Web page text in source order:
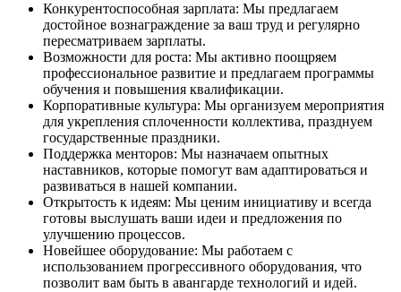
Конкурентоспособная зарплата: Мы предлагаем
достойное вознаграждение за ваш труд и регулярно
пересматриваем зарплаты.
Возможности для роста: Мы активно поощряем
профессиональное развитие и предлагаем программы
обучения и повышения квалификации.
Корпоративные культура: Мы организуем мероприятия
для укрепления сплоченности коллектива, празднуем
государственные праздники.
Поддержка менторов: Мы назначаем опытных
наставников, которые помогут вам адаптироваться и
развиваться в нашей компании.
Открытость к идеям: Мы ценим инициативу и всегда
готовы выслушать ваши идеи и предложения по
улучшению процессов.
Новейшее оборудование: Мы работаем с
использованием прогрессивного оборудования, что
позволит вам быть в авангарде технологий и идей.